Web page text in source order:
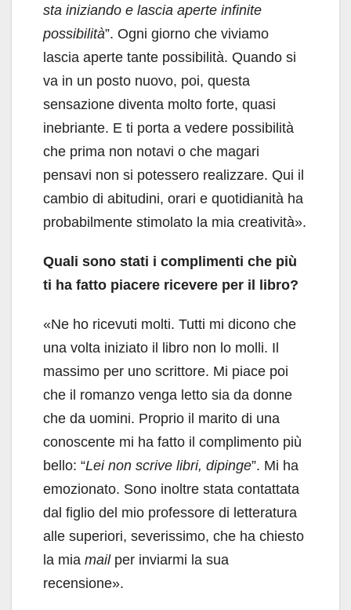
sta iniziando e lascia aperte infinite
possibilità”. Ogni giorno che viviamo
lascia aperte tante possibilità. Quando si
va in un posto nuovo, poi, questa
sensazione diventa molto forte, quasi
inebriante. E ti porta a vedere possibilità
che prima non notavi o che magari
pensavi non si potessero realizzare. Qui il
cambio di abitudini, orari e quotidianità ha
probabilmente stimolato la mia creatività».
Quali sono stati i complimenti che più
ti ha fatto piacere ricevere per il libro?
«Ne ho ricevuti molti. Tutti mi dicono che
una volta iniziato il libro non lo molli. Il
massimo per uno scrittore. Mi piace poi
che il romanzo venga letto sia da donne
che da uomini. Proprio il marito di una
conoscente mi ha fatto il complimento più
bello: “Lei non scrive libri, dipinge”. Mi ha
emozionato. Sono inoltre stata contattata
dal figlio del mio professore di letteratura
alle superiori, severissimo, che ha chiesto
la mia mail per inviarmi la sua
recensione».